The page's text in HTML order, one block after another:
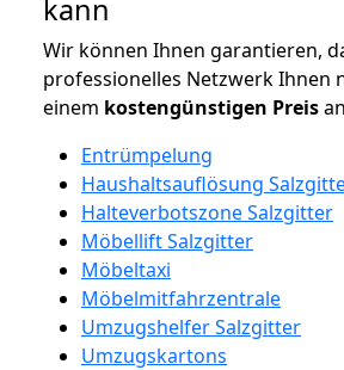
kann
Wir können Ihnen garantieren,
professionelles Netzwerk Ihnen
einem kostengünstigen Preis
Entrümpelung
Haushaltsauflösung
Halteverbotszone Salzgitter
Möbellift Salzgitter
Möbeltaxi
Möbelmitfahrzentrale
Umzugshelfer Salzgitter
Umzugskartons